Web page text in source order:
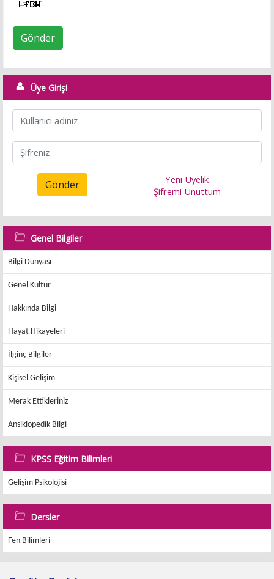
Gönder
Üye Girişi
Gönder
Yeni Üyelik
Şifremi Unuttum
Genel Bilgiler
Bilgi Dünyası
Genel Kültür
Hakkında Bilgi
Hayat Hikayeleri
İlginç Bilgiler
Kişisel Gelişim
Merak Ettikleriniz
Ansiklopedik Bilgi
KPSS Eğitim Bilimleri
Gelişim Psikolojisi
Dersler
Fen Bilimleri